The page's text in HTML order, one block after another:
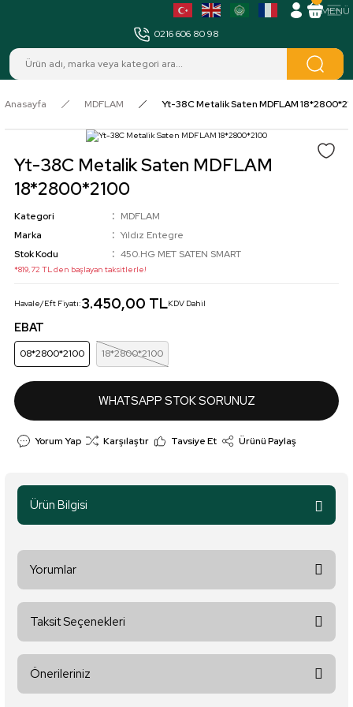
0216 606 80 98
Anasayfa MDFLAM Yt-38C Metalik Saten MDFLAM
Yt-38C Metalik Saten MDFLAM
18*2800*2100
Kategori
MDFLAM
Marka
Yıldız Entegre
Stok Kodu
450.HG MET SATEN SMART
*819,72 TL den başlayan taksitlerle!
Havale/Eft Fiyatı:3.450,00 TLKDV Dahil
EBAT
08*2800*2100 18*2800*2100
WHATSAPP STOK SORUNUZ
Yorum Yap Karşılaştır Tavsiye Et Ürünü Paylaş
Ürün Bilgisi
Yorumlar
Taksit Seçenekleri
Önerileriniz